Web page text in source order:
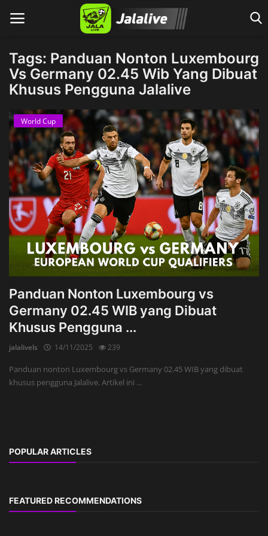
Home
Tags: Panduan Nonton Luxembourg
Vs Germany 02.45 Wib Yang Dibuat
Khusus Pengguna Jalalive
World Cup
Panduan Nonton Luxembourg vs
Germany 02.45 WIB yang Dibuat
Khusus Pengguna ...
jalalivels 14/11/2025 239
Panduan nonton Luxembourg vs Germany 02.45 WIB yang dibuat
khusus pengguna Jalalive. Artikel ini ...
POPULAR ARTICLES
FEATURED RECOMMENDATIONS